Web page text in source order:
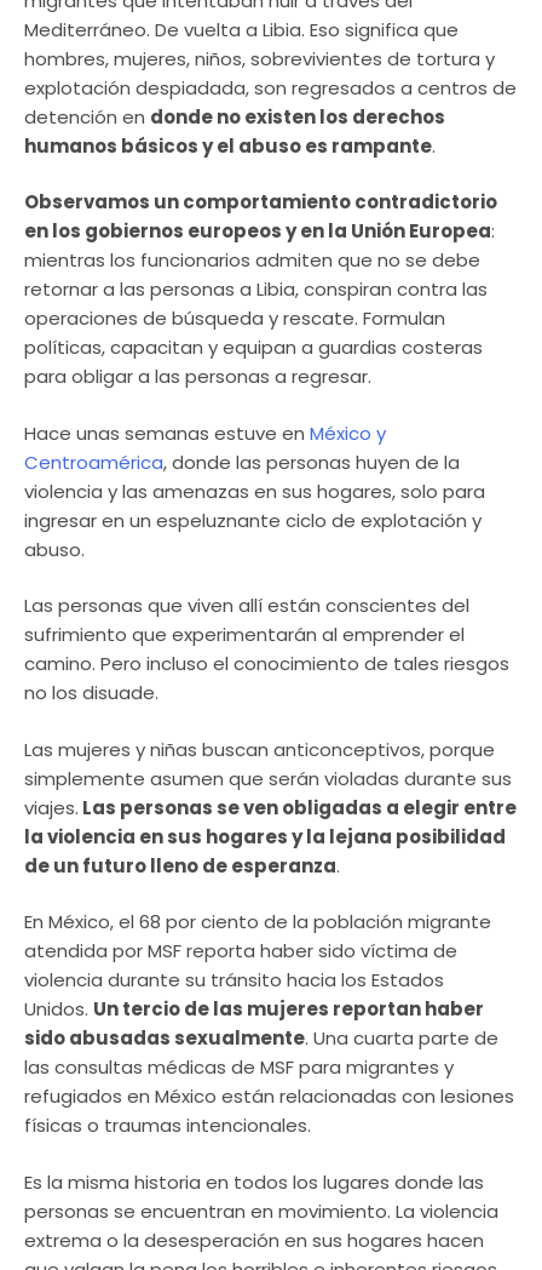
Mediterráneo. De vuelta a Libia. Eso significa que
hombres, mujeres, niños, sobrevivientes de tortura y
explotación despiadada, son regresados a centros de
detención en donde no existen los derechos
humanos básicos y el abuso es rampante.
Observamos un comportamiento contradictorio
en los gobiernos europeos y en la Unión Europea:
mientras los funcionarios admiten que no se debe
retornar a las personas a Libia, conspiran contra las
operaciones de búsqueda y rescate. Formulan
políticas, capacitan y equipan a guardias costeras
para obligar a las personas a regresar.
Hace unas semanas estuve en México y
Centroamérica, donde las personas huyen de la
violencia y las amenazas en sus hogares, solo para
ingresar en un espeluznante ciclo de explotación y
abuso.
Las personas que viven allí están conscientes del
sufrimiento que experimentarán al emprender el
camino. Pero incluso el conocimiento de tales riesgos
no los disuade.
Las mujeres y niñas buscan anticonceptivos, porque
simplemente asumen que serán violadas durante sus
viajes. Las personas se ven obligadas a elegir entre
la violencia en sus hogares y la lejana posibilidad
de un futuro lleno de esperanza.
En México, el 68 por ciento de la población migrante
atendida por MSF reporta haber sido víctima de
violencia durante su tránsito hacia los Estados
Unidos. Un tercio de las mujeres reportan haber
sido abusadas sexualmente. Una cuarta parte de
las consultas médicas de MSF para migrantes y
refugiados en México están relacionadas con lesiones
físicas o traumas intencionales.
Es la misma historia en todos los lugares donde las
personas se encuentran en movimiento. La violencia
extrema o la desesperación en sus hogares hacen